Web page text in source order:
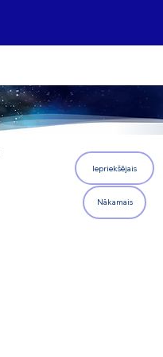
Iepriekšējais
Nākamais